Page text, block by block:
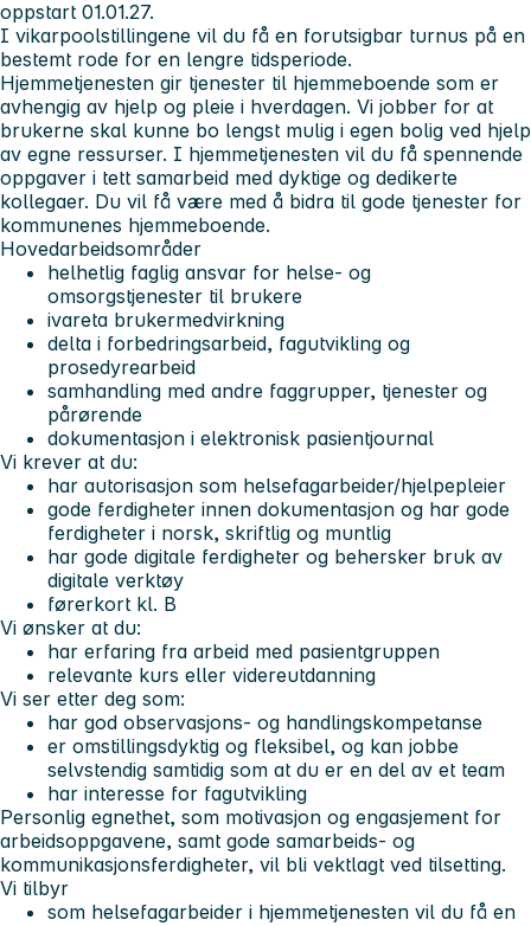
oppstart 01.01.27.
I vikarpoolstillingene vil du få en forutsigbar turnus på en
bestemt rode for en lengre tidsperiode.
Hjemmetjenesten gir tjenester til hjemmeboende som er
avhengig av hjelp og pleie i hverdagen. Vi jobber for at
brukerne skal kunne bo lengst mulig i egen bolig ved hjelp
av egne ressurser. I hjemmetjenesten vil du få spennende
oppgaver i tett samarbeid med dyktige og dedikerte
kollegaer. Du vil få være med å bidra til gode tjenester for
kommunenes hjemmeboende.
Hovedarbeidsområder
helhetlig faglig ansvar for helse- og
omsorgstjenester til brukere
ivareta brukermedvirkning
delta i forbedringsarbeid, fagutvikling og
prosedyrearbeid
samhandling med andre faggrupper, tjenester og
pårørende
dokumentasjon i elektronisk pasientjournal
Vi krever at du:
har autorisasjon som helsefagarbeider/hjelpepleier
gode ferdigheter innen dokumentasjon og har gode
ferdigheter i norsk, skriftlig og muntlig
har gode digitale ferdigheter og behersker bruk av
digitale verktøy
førerkort kl. B
Vi ønsker at du:
har erfaring fra arbeid med pasientgruppen
relevante kurs eller videreutdanning
Vi ser etter deg som:
har god observasjons- og handlingskompetanse
er omstillingsdyktig og fleksibel, og kan jobbe
selvstendig samtidig som at du er en del av et team
har interesse for fagutvikling
Personlig egnethet, som motivasjon og engasjement for
arbeidsoppgavene, samt gode samarbeids- og
kommunikasjonsferdigheter, vil bli vektlagt ved tilsetting.
Vi tilbyr
som helsefagarbeider i hjemmetjenesten vil du få en